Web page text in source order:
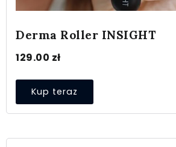
Derma Roller INSIGHT
129.00 zł
Kup teraz